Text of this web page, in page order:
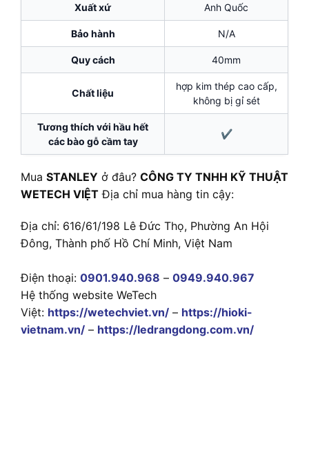
Xuất xứ Anh Quốc
Bảo hành N/A
Quy cách 40mm
Chất liệu
hợp kim thép cao cấp,
không bị gỉ sét
Tương thích với hầu hết
các bào gỗ cầm tay
✔
Mua STANLEY ở đâu? CÔNG TY TNHH KỸ THUẬT
WETECH VIỆT Địa chỉ mua hàng tin cậy:
Địa chỉ: 616/61/198 Lê Đức Thọ, Phường An Hội
Đông, Thành phố Hồ Chí Minh, Việt Nam
Điện thoại: 0901.940.968 – 0949.940.967
Hệ thống website WeTech
Việt: https://wetechviet.vn/ – https://hioki-
vietnam.vn/ – https://ledrangdong.com.vn/